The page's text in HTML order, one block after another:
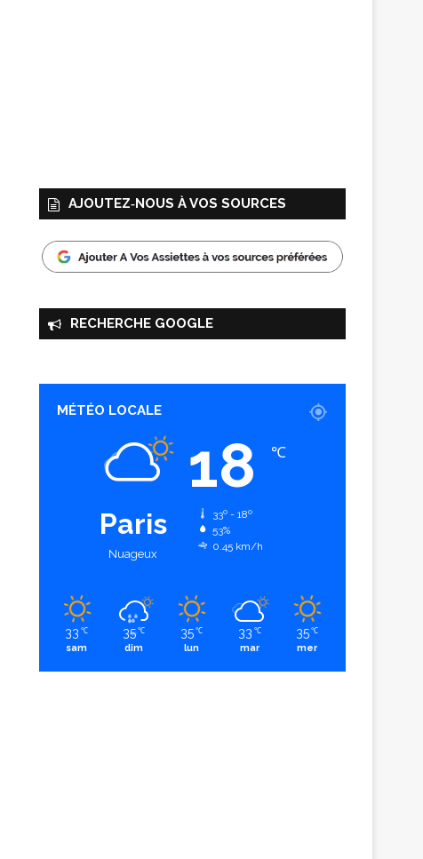
AJOUTEZ‑NOUS À VOS SOURCES
RECHERCHE GOOGLE
MÉTÉO LOCALE
Paris
Nuageux
18 ℃
33º - 18º
53%
0.45 km/h
33 ℃
sam
35 ℃
dim
35 ℃
lun
33 ℃
mar
35 ℃
mer